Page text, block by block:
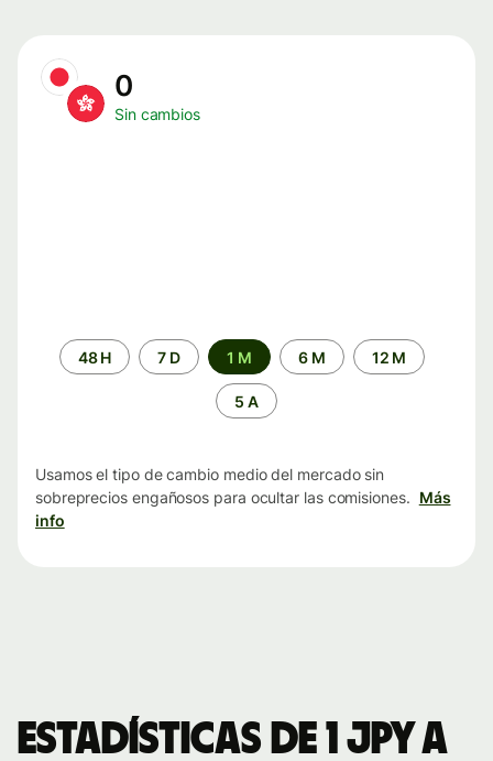
0
Sin cambios
Periodo48 H 7 D 1 M 6 M 12 M
5 A
Usamos el tipo de cambio medio del mercado sin
sobreprecios engañosos para ocultar las comisiones. Más
info
Estadísticas de 1 JPY a